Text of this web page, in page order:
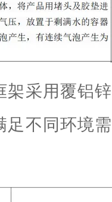
架采用覆铝
足不同环境